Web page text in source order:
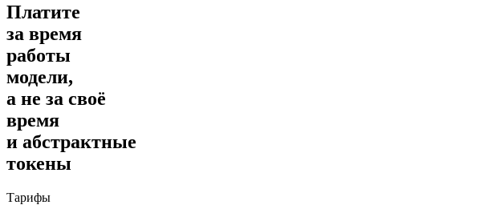
Платите
за время
работы
модели,
а не за своё
время
и абстрактные
токены
Тарифы